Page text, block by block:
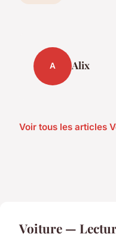
A Alix
Voir tous les articles
Voiture —